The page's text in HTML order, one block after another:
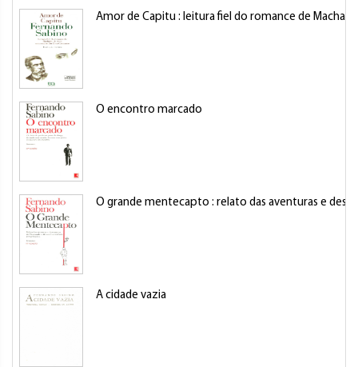
Amor de Capitu : leitura fiel do romance de
O encontro marcado
O grande mentecapto : relato das aventuras e
A cidade vazia